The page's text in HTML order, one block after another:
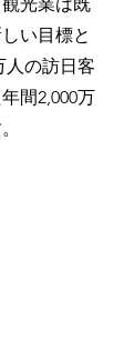
い目標と
人の訪日客
間2,000万